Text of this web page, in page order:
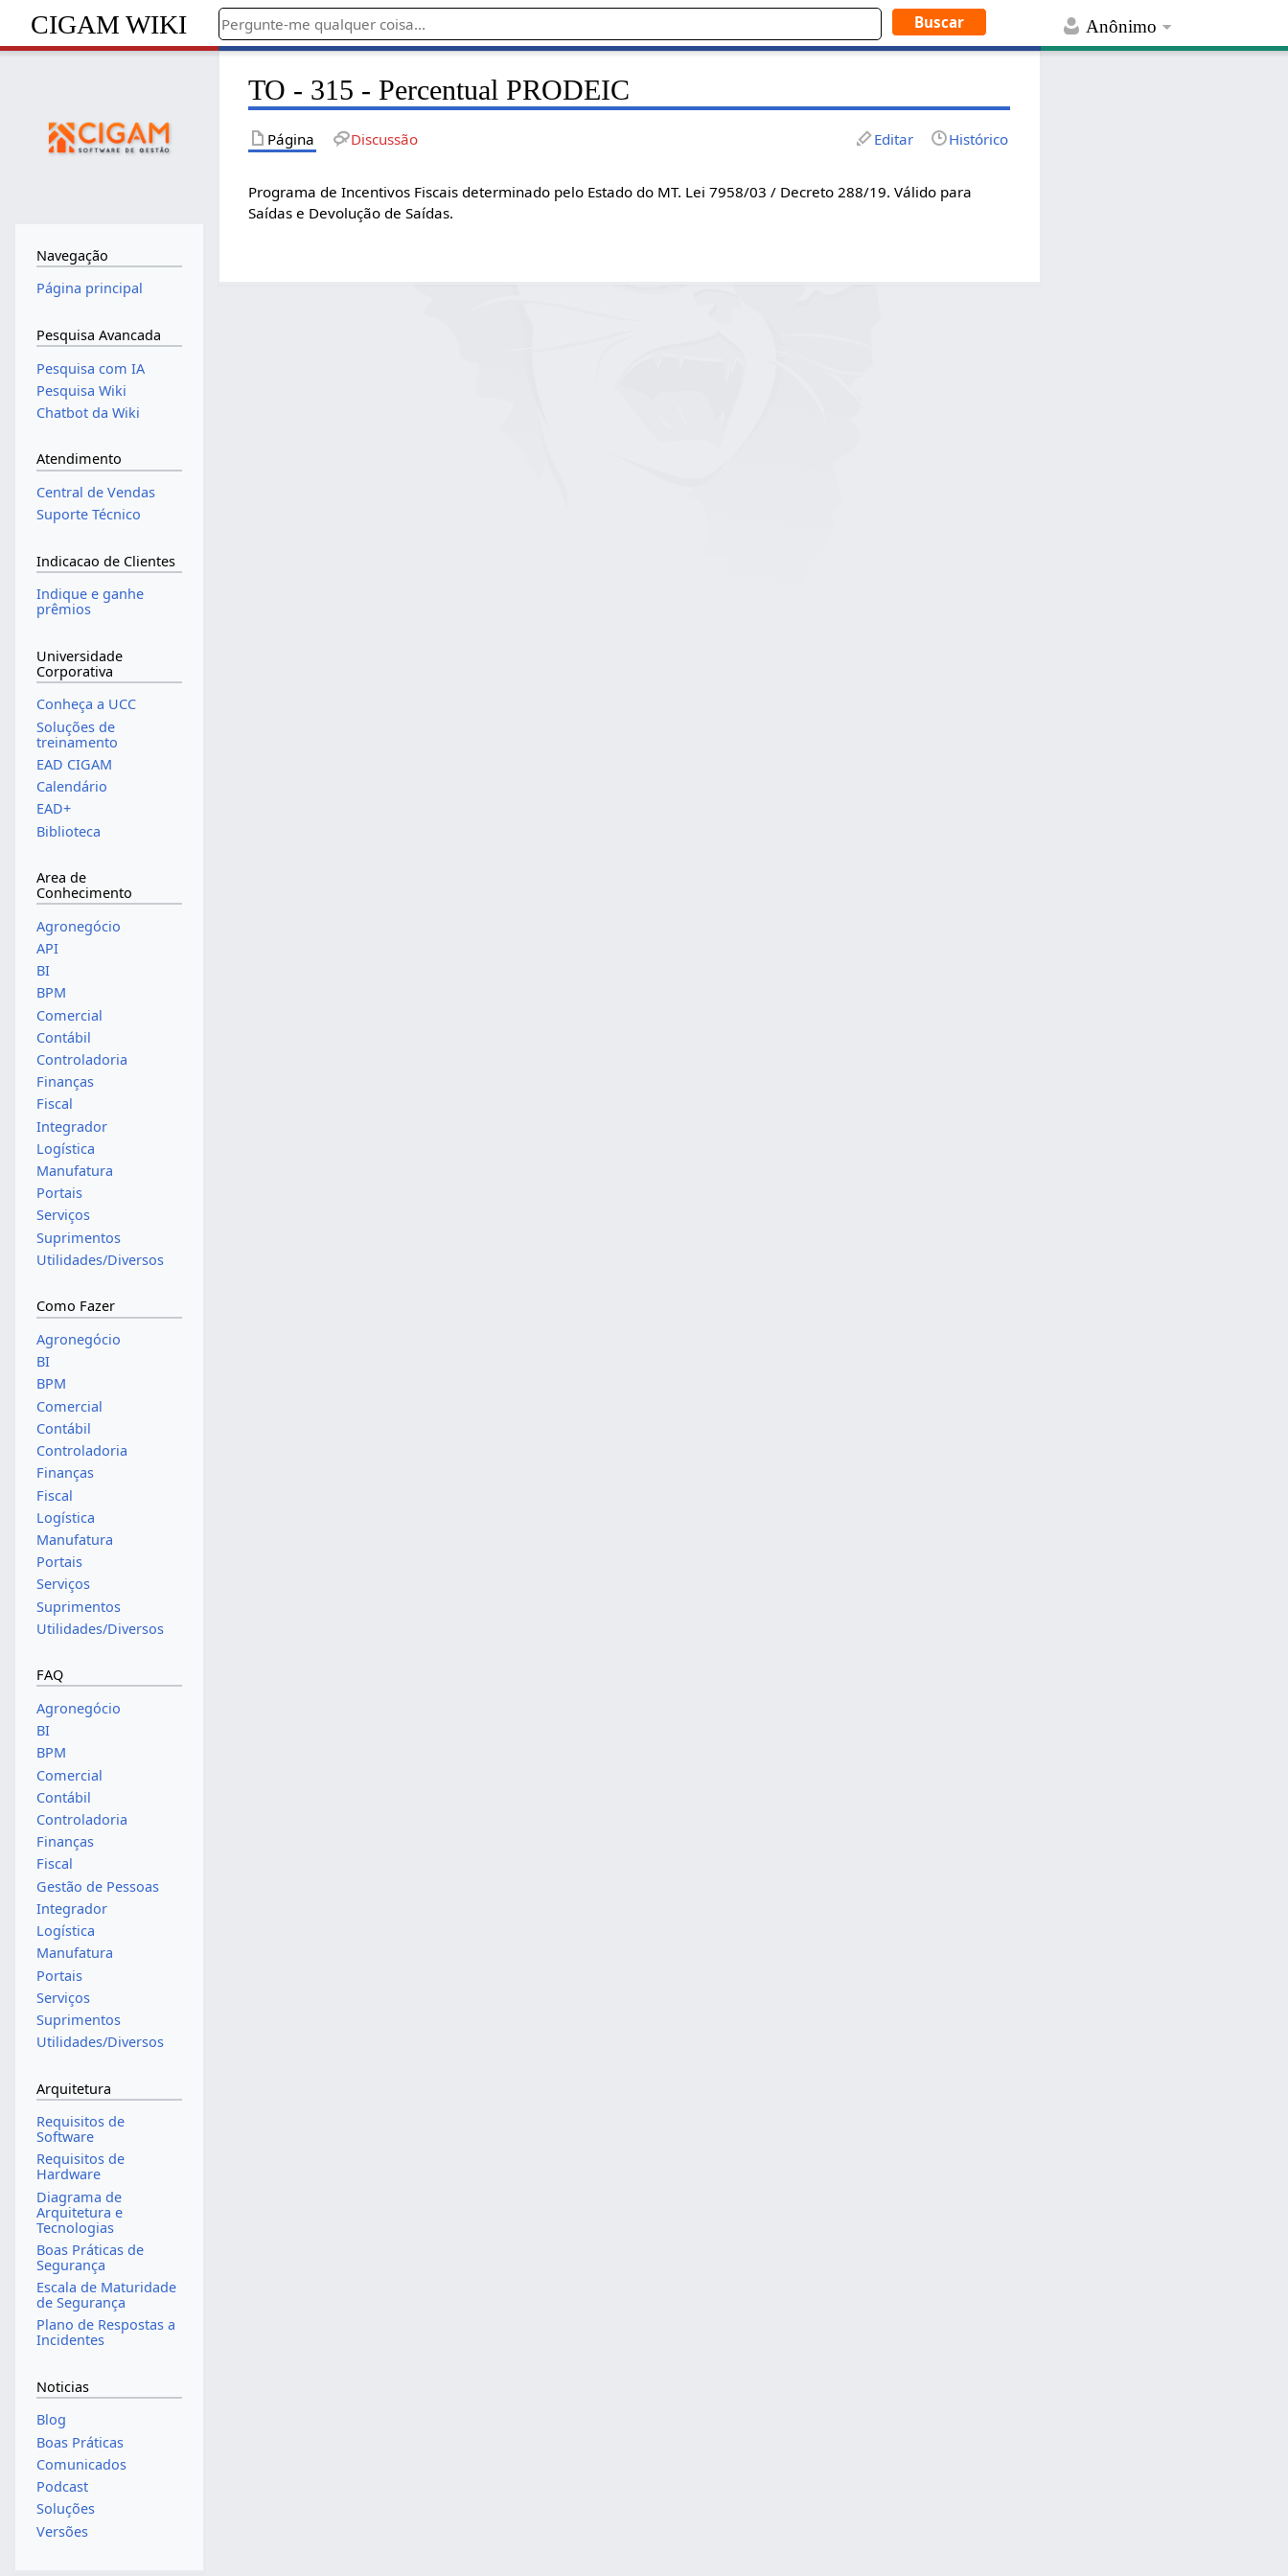
Anônimo
CIGAM WIKI
TO - 315 - Percentual PRODEIC
Página Discussão Editar Histórico
Programa de Incentivos Fiscais determinado pelo Estado do MT. Lei 7958/03 / Decreto 288/19. Válido para
Saídas e Devolução de Saídas.
Navegação
Página principal
Pesquisa Avancada
Pesquisa com IA
Pesquisa Wiki
Chatbot da Wiki
Atendimento
Central de Vendas
Suporte Técnico
Indicacao de Clientes
Indique e ganhe
prêmios
Universidade
Corporativa
Conheça a UCC
Soluções de
treinamento
EAD CIGAM
Calendário
EAD+
Biblioteca
Area de
Conhecimento
Agronegócio
API
BI
BPM
Comercial
Contábil
Controladoria
Finanças
Fiscal
Integrador
Logística
Manufatura
Portais
Serviços
Suprimentos
Utilidades/Diversos
Como Fazer
Agronegócio
BI
BPM
Comercial
Contábil
Controladoria
Finanças
Fiscal
Logística
Manufatura
Portais
Serviços
Suprimentos
Utilidades/Diversos
FAQ
Agronegócio
BI
BPM
Comercial
Contábil
Controladoria
Finanças
Fiscal
Gestão de Pessoas
Integrador
Logística
Manufatura
Portais
Serviços
Suprimentos
Utilidades/Diversos
Arquitetura
Requisitos de
Software
Requisitos de
Hardware
Diagrama de
Arquitetura e
Tecnologias
Boas Práticas de
Segurança
Escala de Maturidade
de Segurança
Plano de Respostas a
Incidentes
Noticias
Blog
Boas Práticas
Comunicados
Podcast
Soluções
Versões